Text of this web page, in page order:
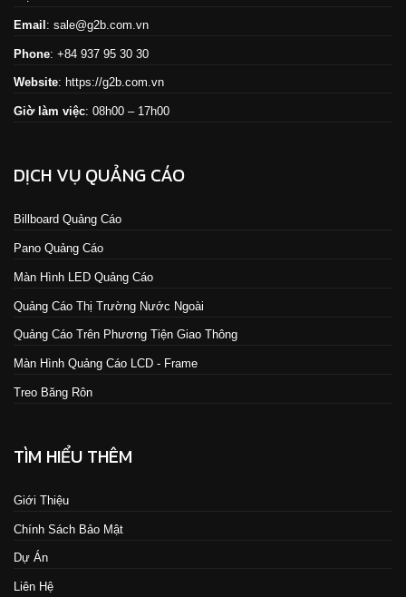
Email : sale@g2b.com.vn
Phone: +84 937 95 30 30
Website: https://g2b.com.vn
Giờ làm việc: 08h00 – 17h00
DỊCH VỤ QUẢNG CÁO
Billboard Quảng Cáo
Pano Quảng Cáo
Màn Hình LED Quảng Cáo
Quảng Cáo Thị Trường Nước Ngoài
Quảng Cáo Trên Phương Tiện Giao Thông
Màn Hình Quảng Cáo LCD - Frame
Treo Băng Rôn
TÌM HIỂU THÊM
Giới Thiệu
Chính Sách Bảo Mật
Dự Án
Liên Hệ